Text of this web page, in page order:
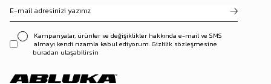
Kampanyalar, ürünler ve değişiklikler hakkında e-mail ve SMS
almayı kendi rızamla kabul ediyorum. Gizlilik sözleşmesine
buradan ulaşabilirsin